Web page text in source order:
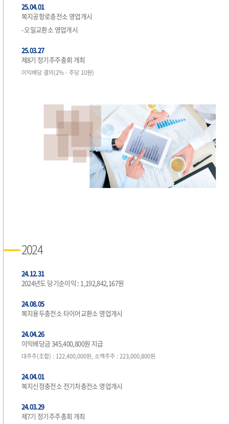
25.04.01
복지공항로충전소 영업개시
- 오일교환소 영업개시
25.03.27
제8기 정기주주총회 개최
이익배당 결의(2% - 주당 10원)
2024
24.12.31
2024년도 당기순이익 : 1,192,842,167원
24.08.05
복지용두충전소 타이어교환소 영업개시
24.04.26
이익배당금 345,400,800원 지급
대주주(조합) : 122,400,000원, 소액주주 : 223,000,800원
24.04.01
복지신정충전소 전기차충전소 영업개시
24.03.29
제7기 정기주주총회 개최